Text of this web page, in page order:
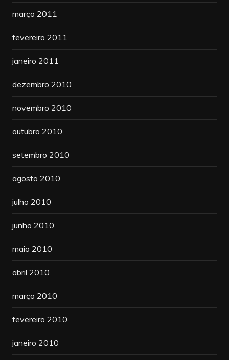
março 2011
fevereiro 2011
janeiro 2011
dezembro 2010
novembro 2010
outubro 2010
setembro 2010
agosto 2010
julho 2010
junho 2010
maio 2010
abril 2010
março 2010
fevereiro 2010
janeiro 2010